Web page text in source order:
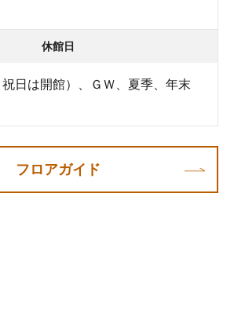
休館日
日は開館）、ＧＷ、夏季、年末
フロアガイド